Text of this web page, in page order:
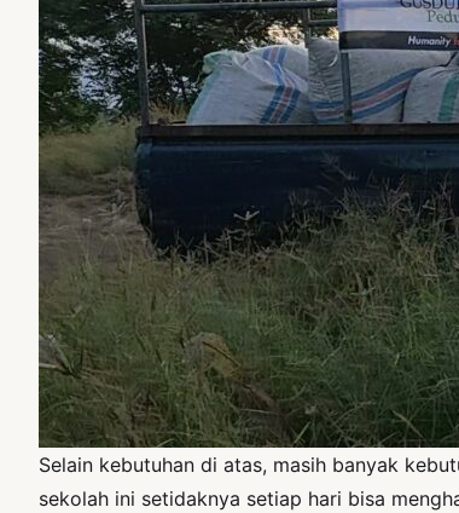
Selain kebutuhan di atas, masih banyak
sekolah ini setidaknya setiap hari bisa